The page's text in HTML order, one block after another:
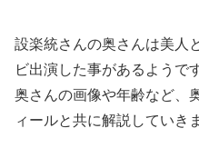
設楽統さんの奥さんは美人
ビ出演した事があるようで
奥さんの画像や年齢など、
ィールと共に解説していき